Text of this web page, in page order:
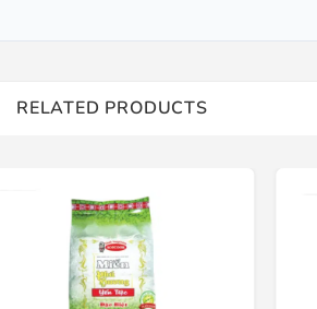
RELATED PRODUCTS